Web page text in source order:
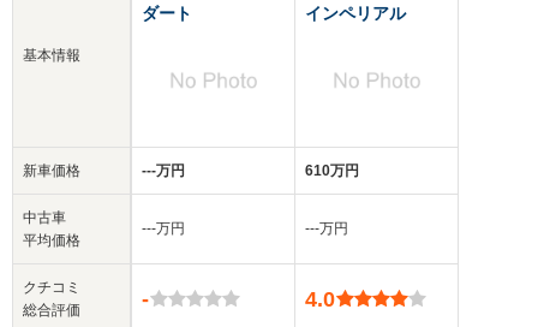
基本情報
新車価格
中古車
平均価格
クチコミ
総合評価
ダート
‐‐‐万円
‐‐‐万円
-
インペリアル
610万円
‐‐‐万円
4.0